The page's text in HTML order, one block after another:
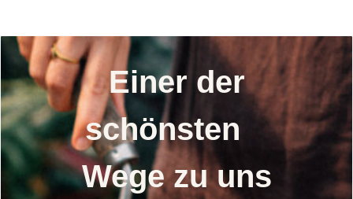
Einer der
schönsten
Wege zu uns